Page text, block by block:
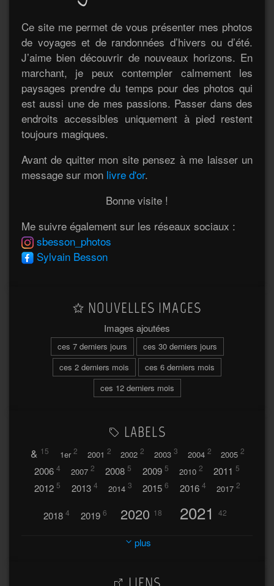
Ce site me permet de vous présenter mes photos
de voyages et de randonnées d’hivers ou d’été.
J’aime bien découvrir de nouveaux horizons. En
marchant, je peux contempler calmement les
paysages prendre du temps pour des photos qui
est aussi une de mes passions. Passer dans des
endroits accessibles uniquement à pied restent
toujours magiques.
Avant de quitter mon site pensez à me laisser un
message sur mon livre d'or.
Bonne visite !
Me suivre également sur les réseaux sociaux :
sbesson_photos
Sylvain Besson
NOUVELLES IMAGES
Images ajoutées
ces 7 derniers jours
ces 30 derniers jours
ces 2 derniers mois
ces 6 derniers mois
ces 12 derniers mois
LABELS
& 15 1er 2 2001 2 2002 2 2003 3 2004 2 2005 2
2006 4 2007 2 2008 5 2009 5 2010 2 2011 5
2012 5 2013 4 2014 3 2015 6 2016 4 2017 2
2018 4 2019 6 2020 18 2021 42
2023 32
2026
plus
LIENS